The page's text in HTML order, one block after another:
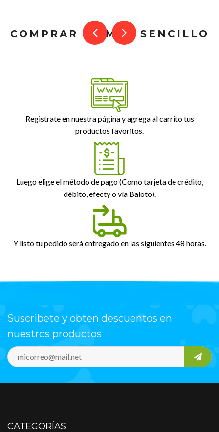
COMPRAR ES MUY SENCILLO
Registrate en nuestra página y agrega al carrito tus
productos favoritos.
Luego elige el método de pago (Como tarjeta de crédito,
débito, efecty o vía Baloto).
Y listo tu pedido será entregado en las siguientes 48 horas.
Suscribete y obten descuentos en
nuestros productos
CATEGORÍAS